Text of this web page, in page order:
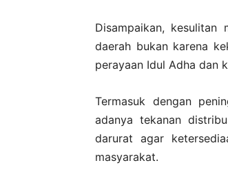
Disampaikan,
daerah bukan karena
perayaan Idul Adha dan
Termasuk dengan
adanya tekanan
darurat agar
masyarakat.